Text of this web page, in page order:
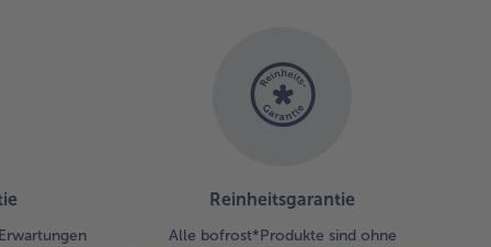
Reinheitsgarantie
Alle bofrost*Produkte sind ohne